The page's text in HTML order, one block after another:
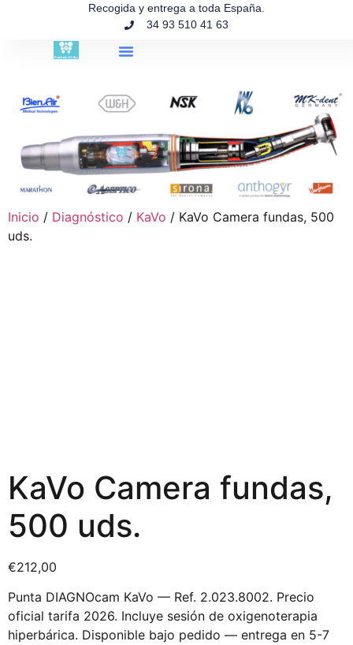
Recogida y entrega a toda España.
34 93 510 41 63
Inicio / Diagnóstico / KaVo / KaVo Camera fundas, 500
uds.
KaVo Camera fundas,
500 uds.
€212,00
Punta DIAGNOcam KaVo — Ref. 2.023.8002. Precio
oficial tarifa 2026. Incluye sesión de oxigenoterapia
hiperbárica. Disponible bajo pedido — entrega en 5-7